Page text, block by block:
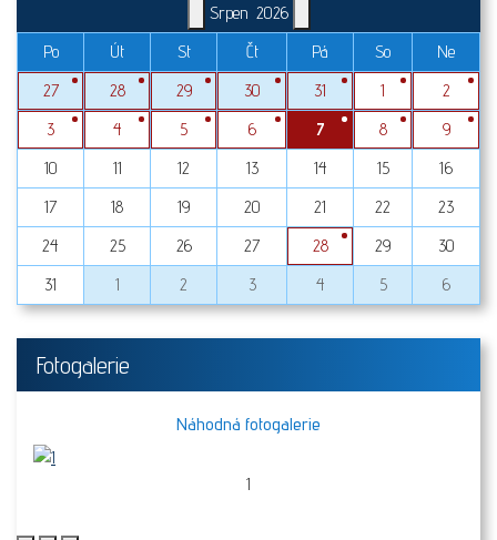
Srpen 2026
Po
Út St Čt Pá So
Ne
27
28 29 30 31 1
2
3
4 5 6 7 8
9
10
11 12 13 14 15
16
17
18 19 20 21 22
23
24
25 26 27 28 29
30
31
1 2 3 4 5 6
Fotogalerie
Náhodná fotogalerie
1